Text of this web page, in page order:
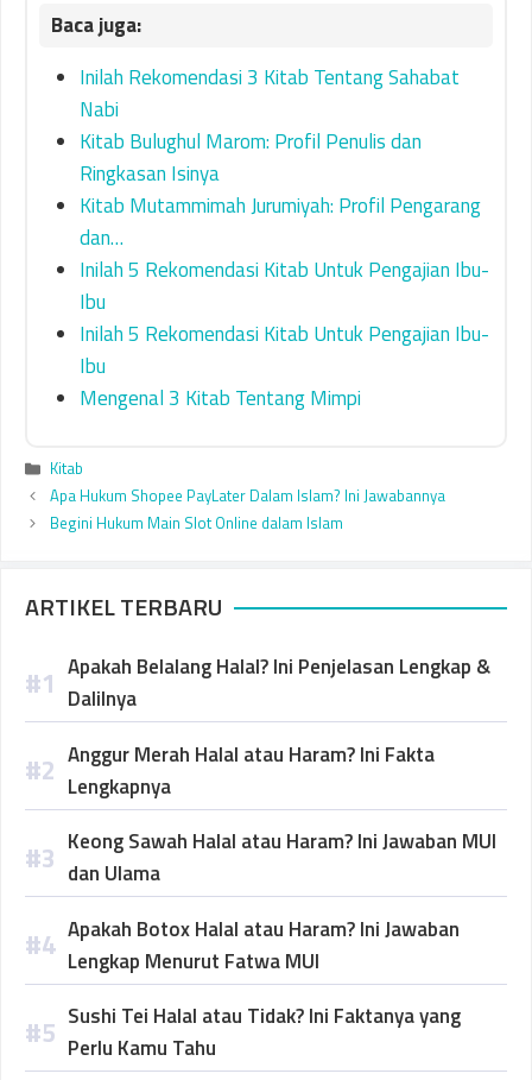
Inilah Rekomendasi 3 Kitab Tentang Sahabat
Nabi
Kitab Bulughul Marom: Profil Penulis dan
Ringkasan Isinya
Kitab Mutammimah Jurumiyah: Profil Pengarang
dan…
Inilah 5 Rekomendasi Kitab Untuk Pengajian Ibu-
Ibu
Inilah 5 Rekomendasi Kitab Untuk Pengajian Ibu-
Ibu
Mengenal 3 Kitab Tentang Mimpi
Categories
Kitab
Apa Hukum Shopee PayLater Dalam Islam? Ini Jawabannya
Begini Hukum Main Slot Online dalam Islam
ARTIKEL TERBARU
Apakah Belalang Halal? Ini Penjelasan Lengkap &
Dalilnya
Anggur Merah Halal atau Haram? Ini Fakta
Lengkapnya
Keong Sawah Halal atau Haram? Ini Jawaban MUI
dan Ulama
Apakah Botox Halal atau Haram? Ini Jawaban
Lengkap Menurut Fatwa MUI
Sushi Tei Halal atau Tidak? Ini Faktanya yang
Perlu Kamu Tahu